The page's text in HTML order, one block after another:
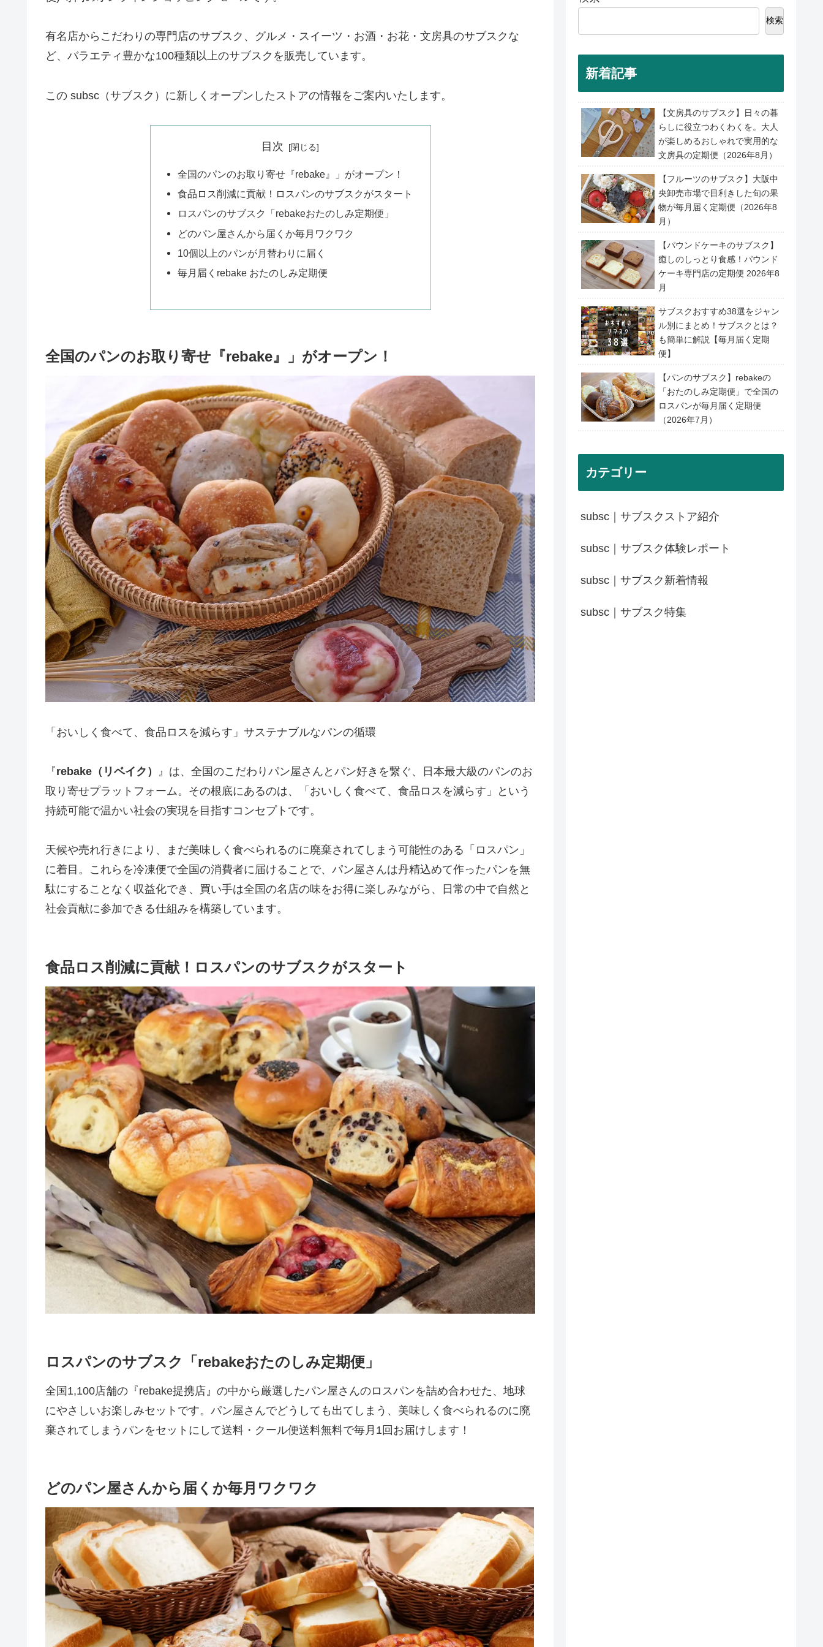
有名店からこだわりの専門店のサブスク、グルメ・スイーツ・お酒・お花・文房具のサブスクな
ど、バラエティ豊かな100種類以上のサブスクを販売しています。
この subsc（サブスク）に新しくオープンしたストアの情報をご案内いたします。
目次
全国のパンのお取り寄せ『rebake』」がオープン！
食品ロス削減に貢献！ロスパンのサブスクがスタート
ロスパンのサブスク「rebakeおたのしみ定期便」
どのパン屋さんから届くか毎月ワクワク
10個以上のパンが月替わりに届く
毎月届くrebake おたのしみ定期便
全国のパンのお取り寄せ『rebake』」がオープン！
「おいしく食べて、食品ロスを減らす」サステナブルなパンの循環
『rebake（リベイク）
』は、全国のこだわりパン屋さんとパン好きを繋ぐ、日本最大級のパンのお
取り寄せプラットフォーム。その根底にあるのは、「おいしく食べて、食品ロスを減らす」という
持続可能で温かい社会の実現を目指すコンセプトです。
天候や売れ行きにより、まだ美味しく食べられるのに廃棄されてしまう可能性のある「ロスパン」
に着目。これらを冷凍便で全国の消費者に届けることで、パン屋さんは丹精込めて作ったパンを無
駄にすることなく収益化でき、買い手は全国の名店の味をお得に楽しみながら、日常の中で自然と
社会貢献に参加できる仕組みを構築しています。
食品ロス削減に貢献！ロスパンのサブスクがスタート
ロスパンのサブスク「rebakeおたのしみ定期便」
全国1,100店舗の『rebake提携店』の中から厳選したパン屋さんのロスパンを詰め合わせた、地球
にやさしいお楽しみセットです。パン屋さんでどうしても出てしまう、美味しく食べられるのに廃
棄されてしまうパンをセットにして送料・クール便送料無料で毎月1回お届けします！
どのパン屋さんから届くか毎月ワクワク
検索
新着記事
【文房具のサブスク】日々の暮
らしに役立つわくわくを。大人
が楽しめるおしゃれで実用的な
文房具の定期便（2026年8月）
【フルーツのサブスク】大阪中
央卸売市場で目利きした旬の果
物が毎月届く定期便（2026年8
月）
【パウンドケーキのサブスク】
癒しのしっとり食感！パウンド
ケーキ専門店の定期便 2026年8
月
サブスクおすすめ38選をジャン
ル別にまとめ！サブスクとは？
も簡単に解説【毎月届く定期
便】
【パンのサブスク】rebakeの
「おたのしみ定期便」で全国の
ロスパンが毎月届く定期便
（2026年7月）
カテゴリー
subsc｜サブスクストア紹介
subsc｜サブスク体験レポート
subsc｜サブスク新着情報
subsc｜サブスク特集